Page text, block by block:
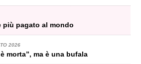
più pagato al mondo
2026
morta”, ma è una bufala